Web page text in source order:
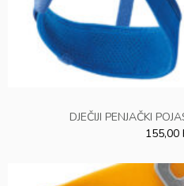
DJEČIJI PENJAČKI
155,00